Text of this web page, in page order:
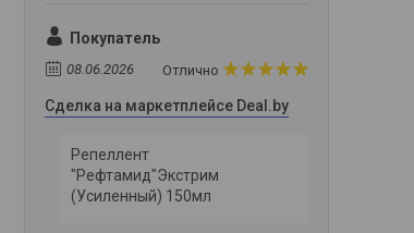
Покупатель
08.06.2026 Отлично
Сделка на маркетплейсе Deal.by
Репеллент
"Рефтамид"Экстрим
(Усиленный) 150мл